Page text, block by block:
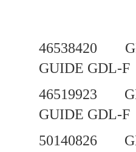
46538420
GUIDE
46519923
GUIDE
50140826